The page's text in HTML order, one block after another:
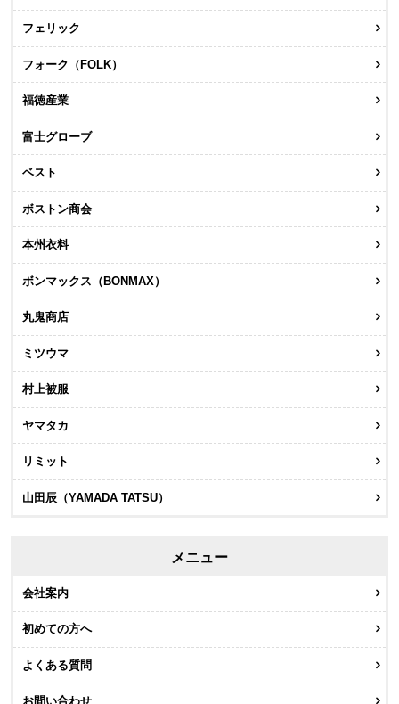
フェリック
フォーク（FOLK）
福徳産業
富士グローブ
ベスト
ボストン商会
本州衣料
ボンマックス（BONMAX）
丸鬼商店
ミツウマ
村上被服
ヤマタカ
リミット
山田辰（YAMADA TATSU）
メニュー
会社案内
初めての方へ
よくある質問
お問い合わせ